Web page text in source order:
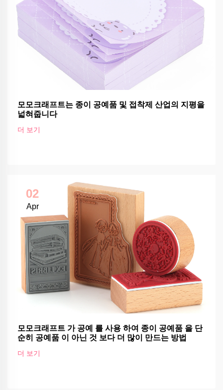
모모크래프트는 종이 공예품 및 접착제 산업의 지평을
넓혀줍니다
더 보기
02
Apr
모모크래프트 가 공예 를 사용 하여 종이 공예품 을 단
순히 공예품 이 아닌 것 보다 더 많이 만드는 방법
더 보기